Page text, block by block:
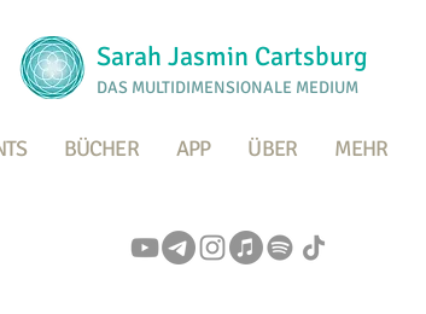
Sarah Jasmin Cartsburg
DAS MULTIDIMENSIONALE MEDIUM
BÜCHER APP ÜBER MEHR